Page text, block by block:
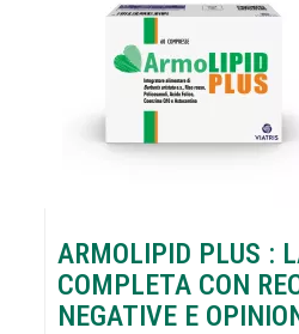
ARMOLIPID PLUS :
COMPLETA CON
NEGATIVE E